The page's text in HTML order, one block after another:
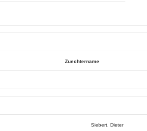
Zuechtername
Siebert, Dieter